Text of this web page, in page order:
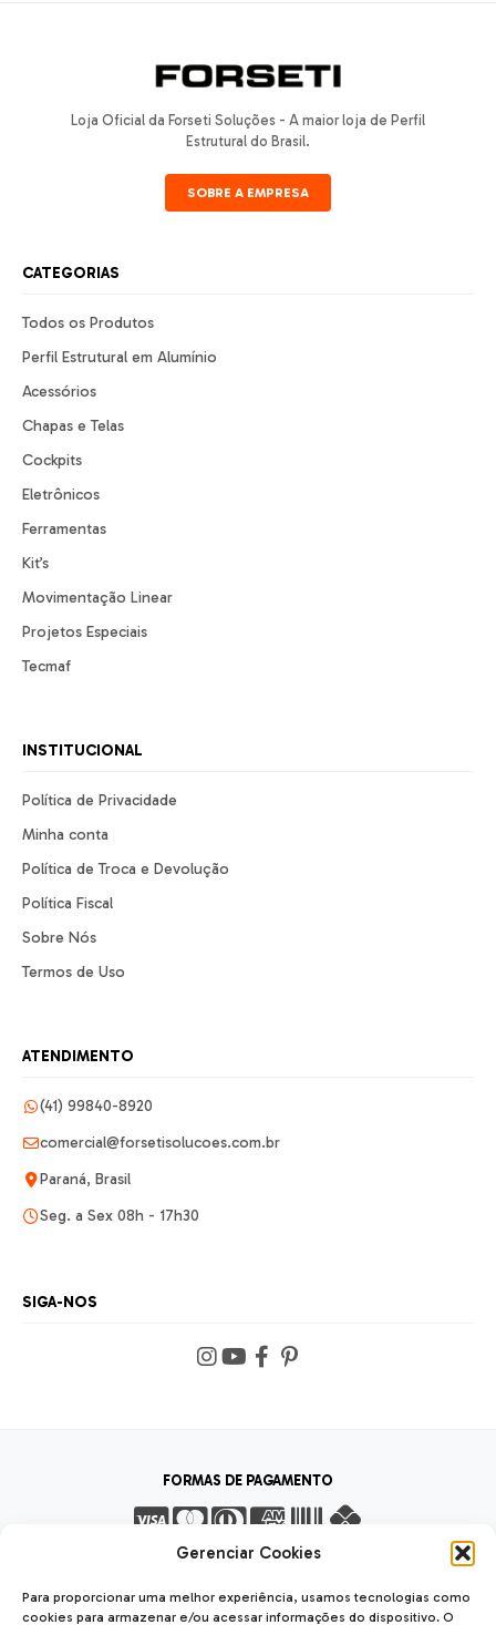
Gerenciar Cookies
Para proporcionar uma melhor experiência, usamos tecnologias como
cookies para armazenar e/ou acessar informações do dispositivo. O
Loja Oficial da Forseti Soluções - A maior loja de Perfil
Estrutural do Brasil.
SOBRE A EMPRESA
CATEGORIAS
Todos os Produtos
Perfil Estrutural em Alumínio
Acessórios
Chapas e Telas
Cockpits
Eletrônicos
Ferramentas
Kit’s
Movimentação Linear
Projetos Especiais
Tecmaf
INSTITUCIONAL
Política de Privacidade
Minha conta
Política de Troca e Devolução
Política Fiscal
Sobre Nós
Termos de Uso
ATENDIMENTO
(41) 99840-8920
comercial@forsetisolucoes.com.br
Paraná, Brasil
Seg. a Sex 08h - 17h30
SIGA-NOS
FORMAS DE PAGAMENTO